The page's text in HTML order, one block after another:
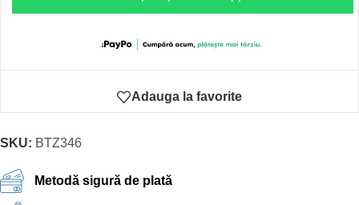
Adauga la favorite
SKU: BTZ346
Metodă sigură de plată